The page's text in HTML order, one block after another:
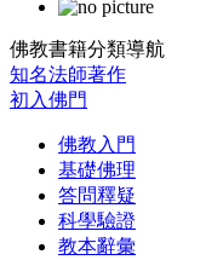
佛教書籍分類導航
知名法師著作
初入佛門
佛教入門
基礎佛理
答問釋疑
科學驗證
教本辭彙